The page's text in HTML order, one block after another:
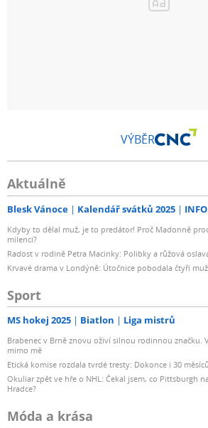
VÝBĚR
Aktuálně
Blesk Vánoce Kalendář svátků 2025
Kdyby to dělal muž, je to predátor! Proč Madonně
milenci?
Radost v rodině Petra Macinky: Polibky a růžová
Krvavé drama v Londýně: Útočnice pobodala čtyři
Sport
MS hokej 2025 Biatlon Liga mistrů
Brabenec v Brně znovu oživí silnou rodinnou značku.
mimo mě
Etická komise rozdala tvrdé tresty: Dokonce i 30
Okuliar zpět ve hře o NHL: Čekal jsem, co Pittsburgh
Hradce?
Móda a krása